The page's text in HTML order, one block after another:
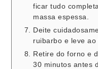
ficar tudo
massa espessa.
Deite
ruibarbo e leve ao
Retire do forno e
30 minutos antes